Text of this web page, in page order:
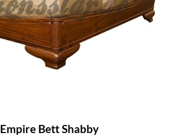
Empire Bett Shabby